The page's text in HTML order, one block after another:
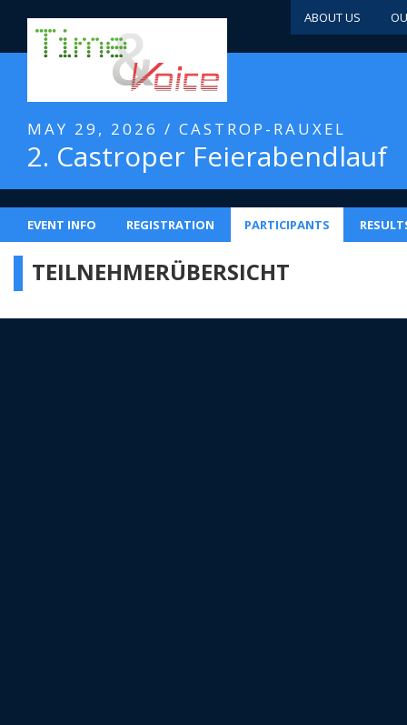
ABOUT US
MAY 29, 2026 / CASTROP-RAUXEL
2. Castroper Feierabendlauf
EVENT INFO REGISTRATION PARTICIPANTS
TEILNEHMERÜBERSICHT